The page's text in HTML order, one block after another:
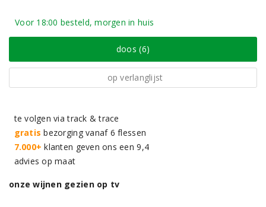
Voor 18:00 besteld, morgen in huis
doos (6)
op verlanglijst
te volgen via track & trace
gratis bezorging vanaf 6 flessen
7.000+ klanten geven ons een 9,4
advies op maat
onze wijnen gezien op tv